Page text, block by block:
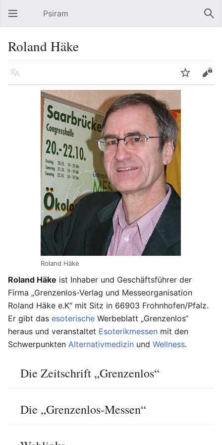
Hauptmenü öffnen Psiram
Roland Häke
Sprache Beobachten Bearbeiten
Roland Häke
Roland Häke ist Inhaber und Geschäftsführer der
Firma „Grenzenlos-Verlag und Messeorganisation
Roland Häke e.K“ mit Sitz in 66903 Frohnhofen/Pfalz.
Er gibt das esoterische Werbeblatt „Grenzenlos“
heraus und veranstaltet Esoterikmessen mit den
Schwerpunkten Alternativmedizin und Wellness.
Die Zeitschrift „Grenzenlos“
Die „Grenzenlos-Messen“